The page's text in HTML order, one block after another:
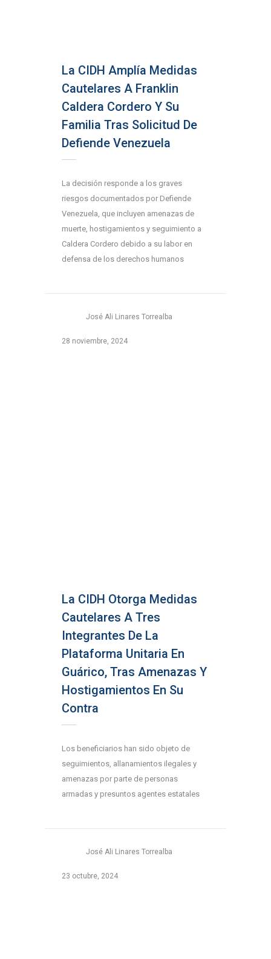
La CIDH Amplía Medidas
Cautelares A Franklin
Caldera Cordero Y Su
Familia Tras Solicitud De
Defiende Venezuela
La decisión responde a los graves
riesgos documentados por Defiende
Venezuela, que incluyen amenazas de
muerte, hostigamientos y seguimiento a
Caldera Cordero debido a su labor en
defensa de los derechos humanos
José Ali Linares Torrealba
28 noviembre, 2024
La CIDH Otorga Medidas
Cautelares A Tres
Integrantes De La
Plataforma Unitaria En
Guárico, Tras Amenazas Y
Hostigamientos En Su
Contra
Los beneficiarios han sido objeto de
seguimientos, allanamientos ilegales y
amenazas por parte de personas
armadas y presuntos agentes estatales
José Ali Linares Torrealba
23 octubre, 2024